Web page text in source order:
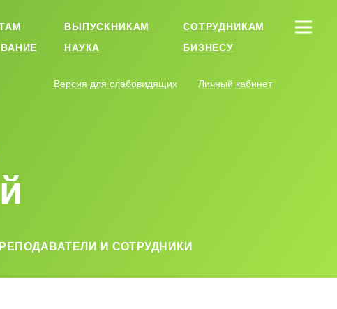
ВЫПУСКНИКАМ
СОТРУДНИКАМ
НАУКА БИЗНЕСУ
Версия для слабовидящих
Личный кабинет
И СОТРУДНИКИ